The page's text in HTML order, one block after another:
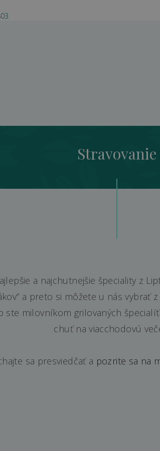
Stravovanie
a najchutnejšie špeciality z
a preto si môžete u nás vybrať
ste milovníkom grilovaných
chuť na viacchodovú
sa presviedčať a pozrite sa na